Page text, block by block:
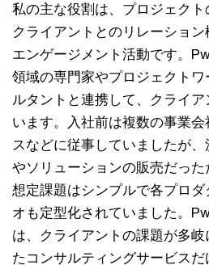
私の主な役割は、プロジェクト
クライアントとのリレーショ
エンゲージメント活動です。
領域の専門家やプロジェクト
ルタントと連携して、クライ
います。入社前は複数の事業
スなどに従事していましたが
やソリューションの販売だっ
想定課題はシンプルで各プロダ
オも定型化されていました。
は、クライアントの課題が多
たコンサルティングサービス